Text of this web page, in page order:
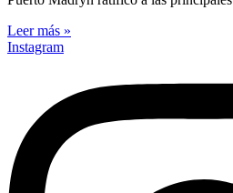
Leer más »
Instagram